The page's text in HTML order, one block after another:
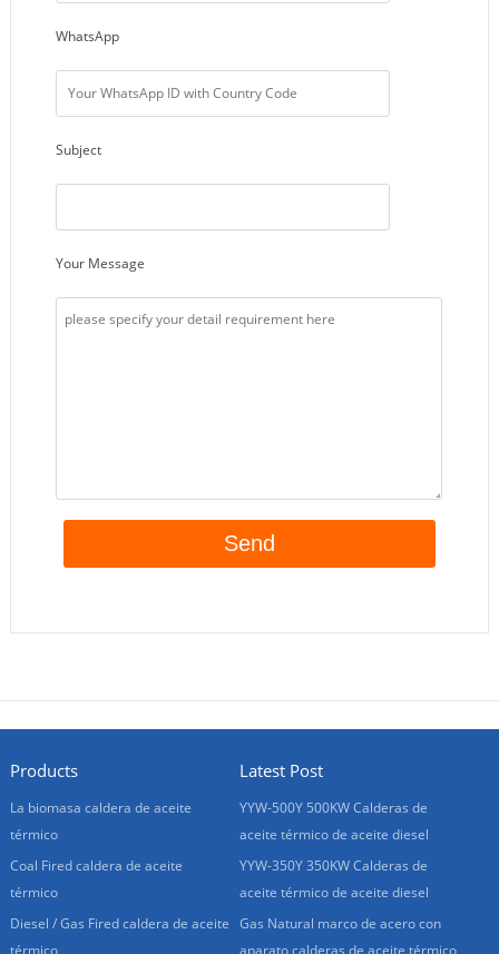
WhatsApp
Subject
Your Message
Products
La biomasa caldera de aceite
térmico
Coal Fired caldera de aceite
térmico
Diesel / Gas Fired caldera de aceite
Latest Post
YYW-500Y 500KW Calderas de
aceite térmico de aceite diesel
YYW-350Y 350KW Calderas de
aceite térmico de aceite diesel
Gas Natural marco de acero con